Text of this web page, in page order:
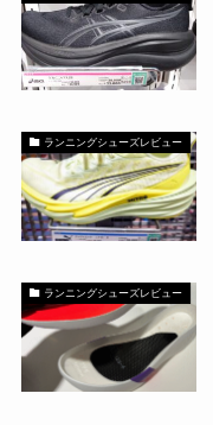
ランニングシューズレビュー
ランニングシューズレビュー